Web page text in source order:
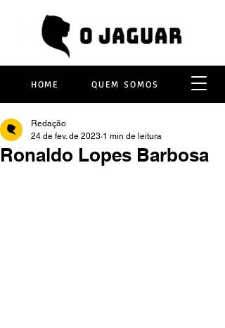
HOME QUEM SOMOS
Ronaldo Lopes Barbosa
Redação
24 de fev. de 2023 1 min de leitura